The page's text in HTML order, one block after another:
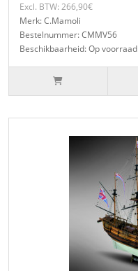
Excl. BTW: 266,90€
Merk: C.Mamoli
Bestelnummer: CMMV56
Beschikbaarheid: Op voorraad